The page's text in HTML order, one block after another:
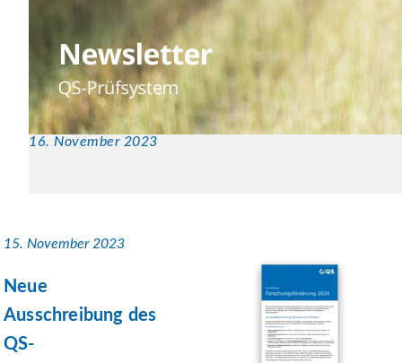
16. November 2023
15. November 2023
Neue
Ausschreibung des
QS-